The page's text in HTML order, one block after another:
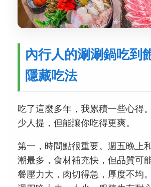
內行人的涮涮鍋吃到
隱藏吃法
吃了這麼多年，我累積一些心得
少人提，但能讓你吃得更爽。
第一，時間點很重要。週五晚上
潮最多，食材補充快，但品質可
餐壓力大，肉切得急，厚度不均